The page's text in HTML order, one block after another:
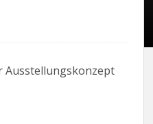
Ausstellungskonzept